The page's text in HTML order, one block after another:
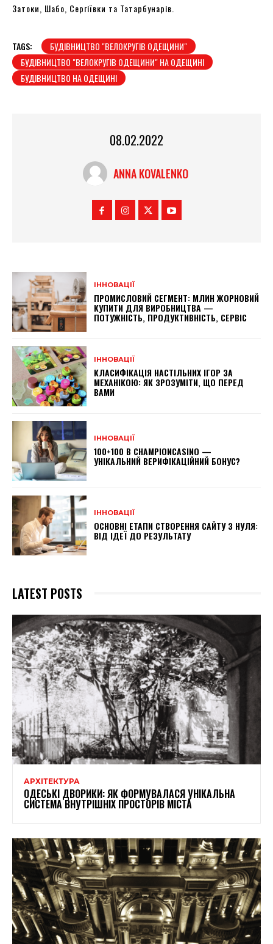
Затоки, Шабо, Сергіївки та Татарбунарів.
TAGS:
БУДІВНИЦТВО "ВЕЛОКРУГІВ ОДЕЩИНИ"
БУДІВНИЦТВО "ВЕЛОКРУГІВ ОДЕЩИНИ" НА ОДЕЩИНІ
БУДІВНИЦТВО НА ОДЕЩИНІ
08.02.2022
ANNA KOVALENKO
ІННОВАЦІЇ
ПРОМИСЛОВИЙ СЕГМЕНТ: МЛИН ЖОРНОВИЙ
КУПИТИ ДЛЯ ВИРОБНИЦТВА —
ПОТУЖНІСТЬ, ПРОДУКТИВНІСТЬ, СЕРВІС
ІННОВАЦІЇ
КЛАСИФІКАЦІЯ НАСТІЛЬНИХ ІГОР ЗА
МЕХАНІКОЮ: ЯК ЗРОЗУМІТИ, ЩО ПЕРЕД
ВАМИ
ІННОВАЦІЇ
100+100 В CHAMPIONCASINO —
УНІКАЛЬНИЙ ВЕРИФІКАЦІЙНИЙ БОНУС?
ІННОВАЦІЇ
ОСНОВНІ ЕТАПИ СТВОРЕННЯ САЙТУ З НУЛЯ:
ВІД ІДЕЇ ДО РЕЗУЛЬТАТУ
LATEST POSTS
АРХІТЕКТУРА
ОДЕСЬКІ ДВОРИКИ: ЯК ФОРМУВАЛАСЯ УНІКАЛЬНА
СИСТЕМА ВНУТРІШНІХ ПРОСТОРІВ МІСТА